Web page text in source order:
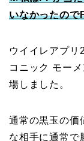
いなかったので
ウイイレアプリ
コニック モー
場しました。
通常の黒玉の価
な相手に通常で